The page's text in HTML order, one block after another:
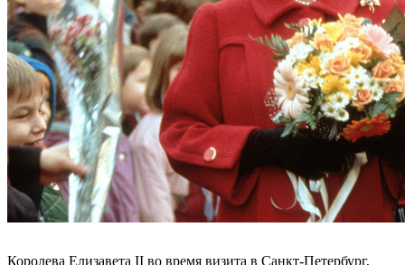
Королева Елизавета II во время визита в Санкт-Петербург,